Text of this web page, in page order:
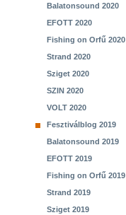
Balatonsound 2020
EFOTT 2020
Fishing on Orfű 2020
Strand 2020
Sziget 2020
SZIN 2020
VOLT 2020
Fesztiválblog 2019
Balatonsound 2019
EFOTT 2019
Fishing on Orfű 2019
Strand 2019
Sziget 2019